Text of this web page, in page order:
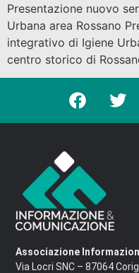
Presentazione nuovo
Urbana area Rossano
integrativo di Igiene
centro storico di
Associazione
Via Locri SNC – 87064